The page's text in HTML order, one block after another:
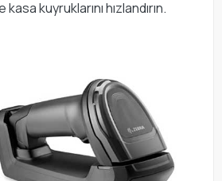
kuyruklarını hızlandırın.